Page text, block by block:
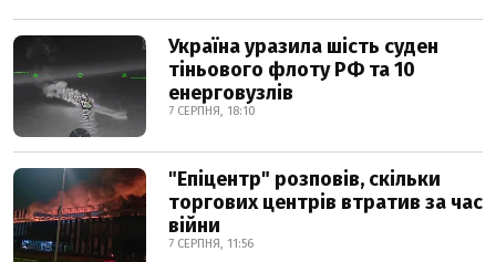
Україна уразила шість суден
тіньового флоту РФ та 10
енерговузлів
7 СЕРПНЯ, 18:10
"Епіцентр" розповів, скільки
торгових центрів втратив за час
війни
7 СЕРПНЯ, 11:56